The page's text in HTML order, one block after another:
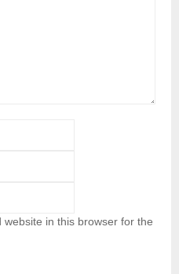
in this browser for the